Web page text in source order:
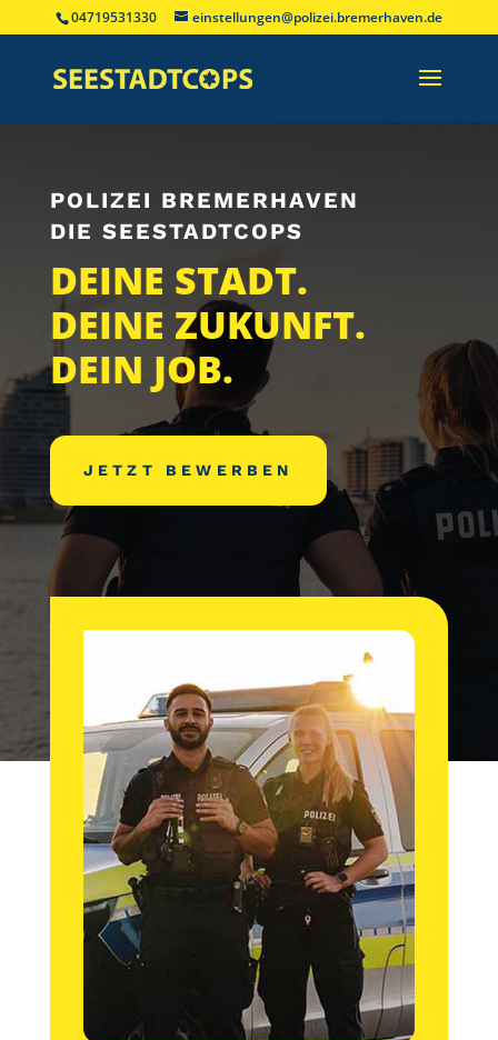
04719531330 einstellungen@polizei.bremerhaven.de
POLIZEI BREMERHAVEN
DIE SEESTADTCOPS
DEINE STADT.
DEINE ZUKUNFT.
DEIN JOB.
JETZT BEWERBEN